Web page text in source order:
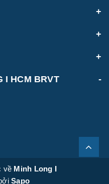
I HCM BRVT
về Minh Long I
Sapo